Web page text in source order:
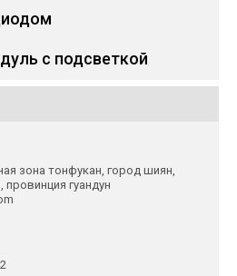
с подсветкой
зона тонфукан, город шиян,
гуандун